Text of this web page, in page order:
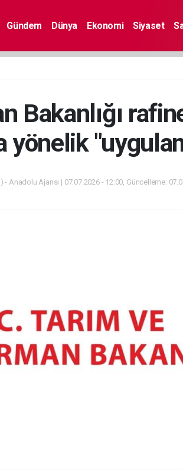
Gündem Dünya Ekonomi Siyaset
Bakanlığı
yönelik
- Anadolu Ajansı | 07.07.2026 - 12:00, Güncelleme: